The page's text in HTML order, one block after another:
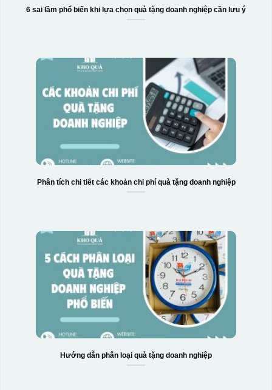
Hộp xi 6 bát cơm
6 sai lầm phổ biến khi lựa chọn quà tặng doanh nghiệp cần lưu ý
Phân tích chi tiết các khoản chi phí quà tặng doanh nghiệp
Hướng dẫn phân loại quà tặng doanh nghiệp